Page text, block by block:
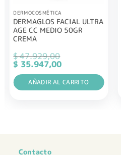
DERMOCOSMÉTICA
DERMAGLOS FACIAL ULTRA
AGE CC MEDIO 50GR
CREMA
$47.929,00
El
precio
original
era:
$ 47.929,00.
$ 35.947,00El
precio
actual
es:
$ 35.947,00.
AÑADIR AL CARRITO
Contacto